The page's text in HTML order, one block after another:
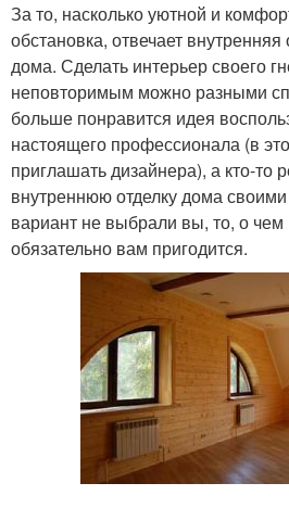
За то, насколько уютной и
обстановка, отвечает внутренняя
дома. Сделать интерьер своего
неповторимым можно разными
больше понравится идея
настоящего профессионала (в
приглашать дизайнера), а кто-то
внутреннюю отделку дома
вариант не выбрали вы, то, о чем
обязательно вам пригодится.